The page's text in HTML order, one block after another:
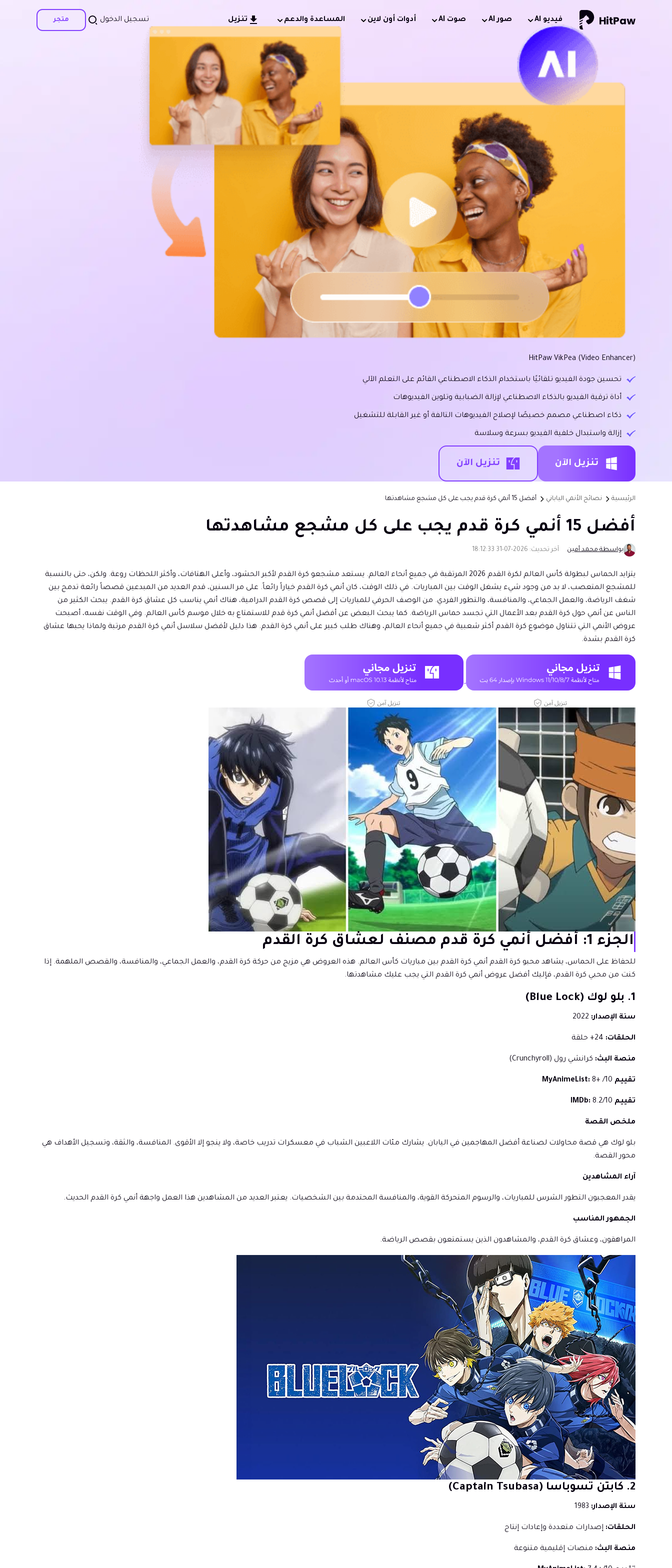
تسجيل الدخول متجر فيديو Al صور AI صوت AI أدوات أون لاين المساعدة والدعم تنزيل
HitPaw VikPea (Video Enhancer)
تحسين جودة الفيديو تلقائيًا باستخدام الذكاء الاصطناعي القائم على التعلم الآلي
أداة ترقية الفيديو بالذكاء الاصطناعي لإزالة الضبابية وتلوين الفيديوهات
ذكاء اصطناعي مصمم خصيصًا لإصلاح الفيديوهات التالفة أو غير القابلة للتشغيل
إزالة واستبدال خلفية الفيديو بسرعة وسلاسة
تنزيل الآن تنزيل الآن
الرئيسية نصائح الأنمي الياباني أفضل 15 أنمي كرة قدم يجب على كل مشجع مشاهدتها
أفضل 15 أنمي كرة قدم يجب على كل مشجع مشاهدتها
بواسطة محمد أمين آخر تحديث: 2026-07-31 18:12:33
يتزايد الحماس لبطولة كأس العالم لكرة القدم 2026 المرتقبة في جميع أنحاء العالم. يستعد مشجعو كرة القدم لأكبر الحشود، وأعلى الهتافات، وأكثر اللحظات روعة. ولكن، حتى بالنسبة
للمشجع المتعصب، لا بد من وجود شيء يشغل الوقت بين المباريات. في ذلك الوقت، كان أنمي كرة القدم خياراً رائعاً. على مر السنين، قدم العديد من المبدعين قصصاً رائعة تدمج بين
شغف الرياضة، والعمل الجماعي، والمنافسة، والتطور الفردي. من الوصف الحرفي للمباريات إلى قصص كرة القدم الدرامية، هناك أنمي يناسب كل عشاق كرة القدم. يبحث الكثير من
الناس عن أنمي حول كرة القدم بعد الأعمال التي تجسد حماس الرياضة. كما يبحث البعض عن أفضل أنمي كرة قدم للاستمتاع به خلال موسم كأس العالم. وفي الوقت نفسه، أصبحت
عروض الأنمي التي تتناول موضوع كرة القدم أكثر شعبية في جميع أنحاء العالم، وهناك طلب كبير على أنمي كرة القدم. هذا دليل لأفضل سلاسل أنمي كرة القدم مرتبة ولماذا يحبها عشاق
كرة القدم بشدة.
الجزء 1: أفضل أنمي كرة قدم مصنف لعشاق كرة القدم
للحفاظ على الحماس، يشاهد محبو كرة القدم أنمي كرة القدم بين مباريات كأس العالم. هذه العروض هي مزيج من حركة كرة القدم، والعمل الجماعي، والمنافسة، والقصص الملهمة. إذا
كنت من محبي كرة القدم، فإليك أفضل عروض أنمي كرة القدم التي يجب عليك مشاهدتها.
1. بلو لوك (Blue Lock)
سنة الإصدار:
الحلقات:
منصة البث: كرانشي رول (Crunchyroll)
تقييم MyAnimeList: 8+ /10
تقييم IMDb: 8.2/10
ملخص القصة
بلو لوك هي قصة محاولات لصناعة أفضل المهاجمين في اليابان. يشارك مئات اللاعبين الشباب في معسكرات تدريب خاصة، ولا ينجو إلا الأقوى. المنافسة، والثقة، وتسجيل الأهداف هي
محور القصة.
آراء المشاهدين
يقدر المعجبون التطور الشرس للمباريات، والرسوم المتحركة القوية، والمنافسة المحتدمة بين الشخصيات. يعتبر العديد من المشاهدين هذا العمل واجهة أنمي كرة القدم الحديث.
الجمهور المناسب
المراهقون، وعشاق كرة القدم، والمشاهدون الذين يستمتعون بقصص الرياضة.
2. كابتن تسوباسا (Captain Tsubasa)
سنة الإصدار:
الحلقات: إصدارات متعددة وإعادات إنتاج
منصة البث: منصات إقليمية متنوعة